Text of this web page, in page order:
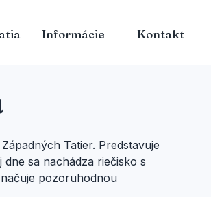
Informácie Kontakt
Tatier. Predstavuje
sa nachádza riečisko s
pozoruhodnou